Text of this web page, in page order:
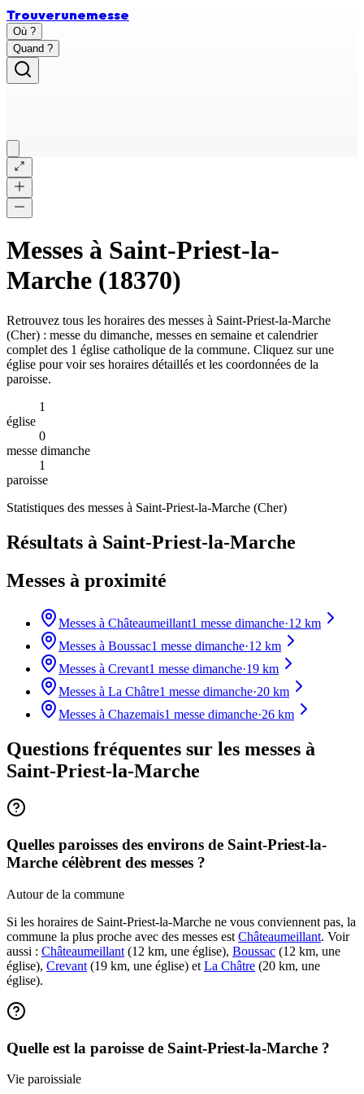
Trouverunemesse
Où ?
Quand ?
Messes à Saint-Priest-la-
Marche (18370)
Retrouvez tous les horaires des messes à Saint-Priest-la-Marche
(Cher) : messe du dimanche, messes en semaine et calendrier
complet des 1 église catholique de la commune. Cliquez sur une
église pour voir ses horaires détaillés et les coordonnées de la
paroisse.
1
église
0
messe dimanche
1
paroisse
Statistiques des messes à Saint-Priest-la-Marche (Cher)
Résultats à Saint-Priest-la-Marche
Messes à proximité
Messes à Châteaumeillant1 messe dimanche·12 km
Messes à Boussac1 messe dimanche·12 km
Messes à Crevant1 messe dimanche·19 km
Messes à La Châtre1 messe dimanche·20 km
Messes à Chazemais1 messe dimanche·26 km
Questions fréquentes sur les messes à
Saint-Priest-la-Marche
Quelles paroisses des environs de Saint-Priest-la-
Marche célèbrent des messes ?
Autour de la commune
Si les horaires de Saint-Priest-la-Marche ne vous conviennent pas, la
commune la plus proche avec des messes est Châteaumeillant. Voir
aussi : Châteaumeillant (12 km, une église), Boussac (12 km, une
église), Crevant (19 km, une église) et La Châtre (20 km, une
église).
Quelle est la paroisse de Saint-Priest-la-Marche ?
Vie paroissiale